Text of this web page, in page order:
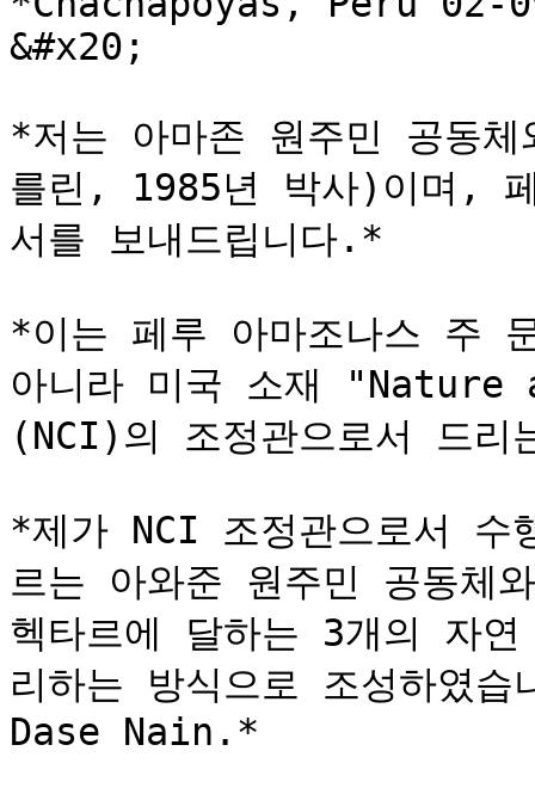
&#x20;
*저는 아마존 원주민 공동
를린, 1985년 박사)이며,
서를 보내드립니다.*
*이는 페루 아마조나스 주
아니라 미국 소재
(NCI)의 조정관으로서 드리
*제가 NCI 조정관으로서
르는 아와준 원주민 공동
헥타르에 달하는 3개의 자
리하는 방식으로 조성하
Dase Nain.*